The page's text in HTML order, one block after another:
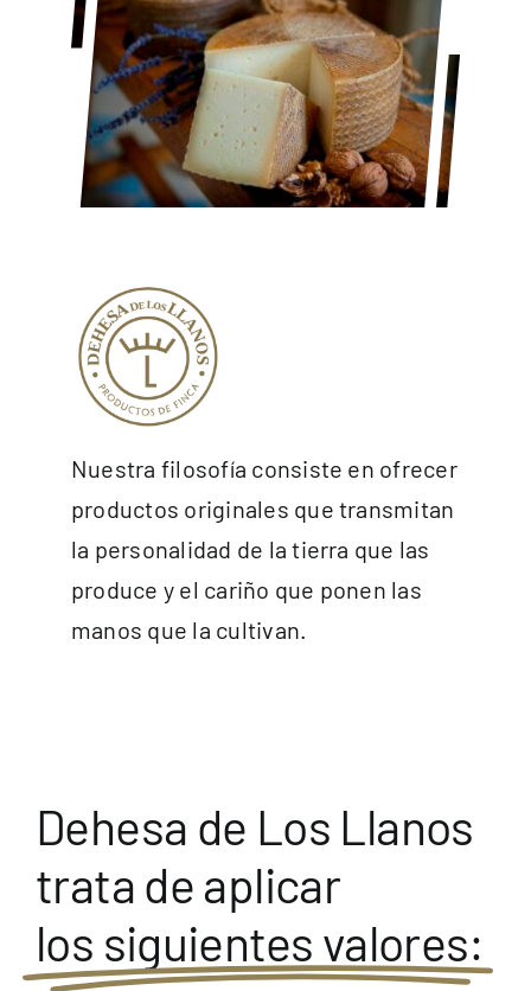
Premios
Hablan de nosotros
Blog
Nuestra filosofía consiste en ofrecer
productos originales que transmitan
la personalidad de la tierra que las
produce y el cariño que ponen las
manos que la cultivan.
Dehesa de Los Llanos
trata de aplicar
los siguientes valores: